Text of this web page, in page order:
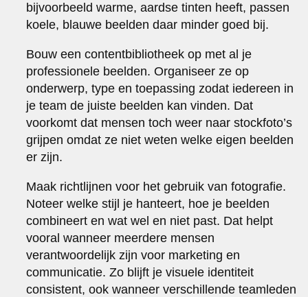
bijvoorbeeld warme, aardse tinten heeft, passen
koele, blauwe beelden daar minder goed bij.
Bouw een contentbibliotheek op met al je
professionele beelden. Organiseer ze op
onderwerp, type en toepassing zodat iedereen in
je team de juiste beelden kan vinden. Dat
voorkomt dat mensen toch weer naar stockfoto’s
grijpen omdat ze niet weten welke eigen beelden
er zijn.
Maak richtlijnen voor het gebruik van fotografie.
Noteer welke stijl je hanteert, hoe je beelden
combineert en wat wel en niet past. Dat helpt
vooral wanneer meerdere mensen
verantwoordelijk zijn voor marketing en
communicatie. Zo blijft je visuele identiteit
consistent, ook wanneer verschillende teamleden